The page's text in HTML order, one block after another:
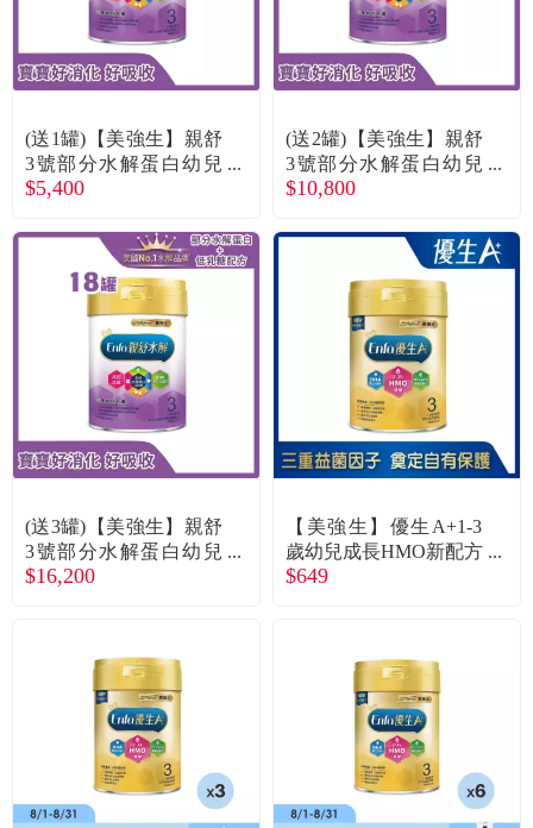
(送1罐)【美強生】親舒
3號部分水解蛋白幼兒
成長配方（800gX6罐）
$5,400
(送2罐)【美強生】親舒
3號部分水解蛋白幼兒
成長配方（800gX12
$10,800
(送3罐)【美強生】親舒
3號部分水解蛋白幼兒
成長配方（800gX18
$16,200
【美強生】優生A+1-3
歲幼兒成長HMO新配方
奶粉（850g／罐）
$649